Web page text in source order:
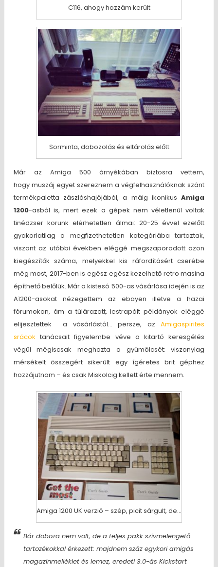
C116, ahogy hozzám került
Sorminta, dobozolás és eltárolás előtt
Már az Amiga 500 árnyékában biztosra vettem,
hogy muszáj egyet szereznem a végfelhasználóknak szánt
termékpaletta zászlóshajójából, a máig ikonikusAmiga
1200-asból is, mert ezek a gépek nem véletlenül voltak
tinédzser korunk elérhetetlen álmai: 20-25 évvel ezelőtt
gyakorlatilag a megfizethetetlen kategóriába tartoztak,
viszont az utóbbi években eléggé megszaporodott azon
kiegészítők száma, melyekkel kis ráfordításért cserébe
még most, 2017-ben is egész egész kezelhető retro masina
építhető belőlük. Már a kistesó 500-as vásárlása idején is az
A1200-asokat nézegettem az ebayen illetve a hazai
fórumokon, ám a túlárazott, lestrapált példányok eléggé
elijesztettek a vásárlástól… persze, azAmigaspirites
srácok tanácsait figyelembe véve a kitartó keresgélés
végül mégiscsak meghozta a gyümölcsét: viszonylag
mérsékelt összegért sikerült egy ígéretes brit géphez
hozzájutnom – és csak Miskolcig kellett érte mennem.
Amiga 1200 UK verzió – szép, picit sárgult, de…
Bár doboza nem volt, de a teljes pakk szívmelengető
tartozékokkal érkezett: majdnem száz egykori amigás
magazinmelléklet és lemez, eredeti 3.0-ás Kickstart